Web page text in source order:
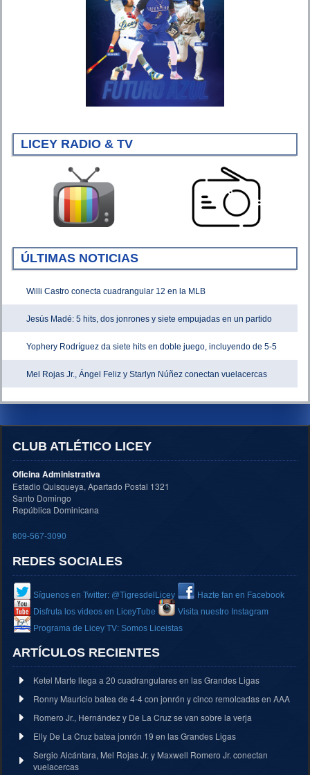
LICEY RADIO & TV
ÚLTIMAS NOTICIAS
Willi Castro conecta cuadrangular 12 en la MLB
Jesús Madé: 5 hits, dos jonrones y siete empujadas en un partido
Yophery Rodríguez da siete hits en doble juego, incluyendo de 5-5
Mel Rojas Jr., Ángel Feliz y Starlyn Núñez conectan vuelacercas
CLUB ATLÉTICO LICEY
Oficina Administrativa
Estadio Quisqueya, Apartado Postal 1321
Santo Domingo
República Dominicana
809-567-3090
REDES SOCIALES
Síguenos en Twitter: @TigresdelLicey
Hazte fan en Facebook
Disfruta los videos en LiceyTube
Visita nuestro Instagram
Programa de Licey TV: Somos Liceistas
ARTÍCULOS RECIENTES
Ketel Marte llega a 20 cuadrangulares en las Grandes Ligas
Ronny Mauricio batea de 4-4 con jonrón y cinco remolcadas en AAA
Romero Jr., Hernández y De La Cruz se van sobre la verja
Elly De La Cruz batea jonrón 19 en las Grandes Ligas
Sergio Alcántara, Mel Rojas Jr. y Maxwell Romero Jr. conectan
vuelacercas